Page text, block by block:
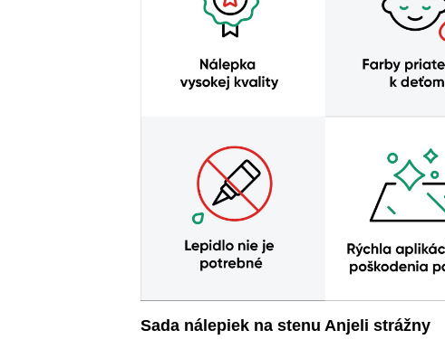
Sada nálepiek na stenu Anjeli strážny